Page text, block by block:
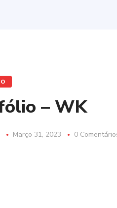
– WK
Março 31, 2023 0